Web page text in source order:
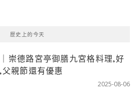
歷史上的今天
崇德路宮亭御膳九宮格料理,好
親節還有優惠
2025-08-06